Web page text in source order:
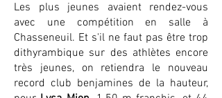
Les plus jeunes avaient rendez-vous
avec une compétition en salle à
Chasseneuil. Et s'il ne faut pas être trop
dithyrambique sur des athlètes encore
très jeunes, on retiendra le nouveau
record club benjamines de la hauteur,